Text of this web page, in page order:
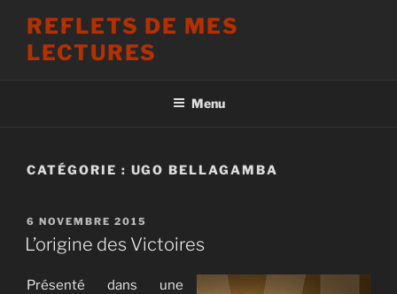
contenu
REFLETS DE MES
LECTURES
Menu
CATÉGORIE : UGO BELLAGAMBA
PUBLIÉ
LE
6 NOVEMBRE 2015
L’origine des Victoires
Présenté dans une